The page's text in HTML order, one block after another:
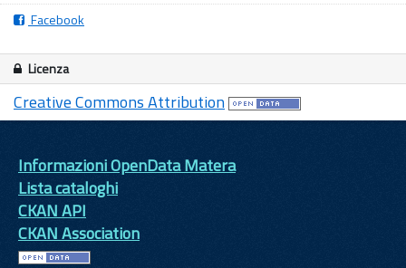
Facebook
Licenza
Creative Commons Attribution
Informazioni OpenData Matera
Lista cataloghi
CKAN API
CKAN Association